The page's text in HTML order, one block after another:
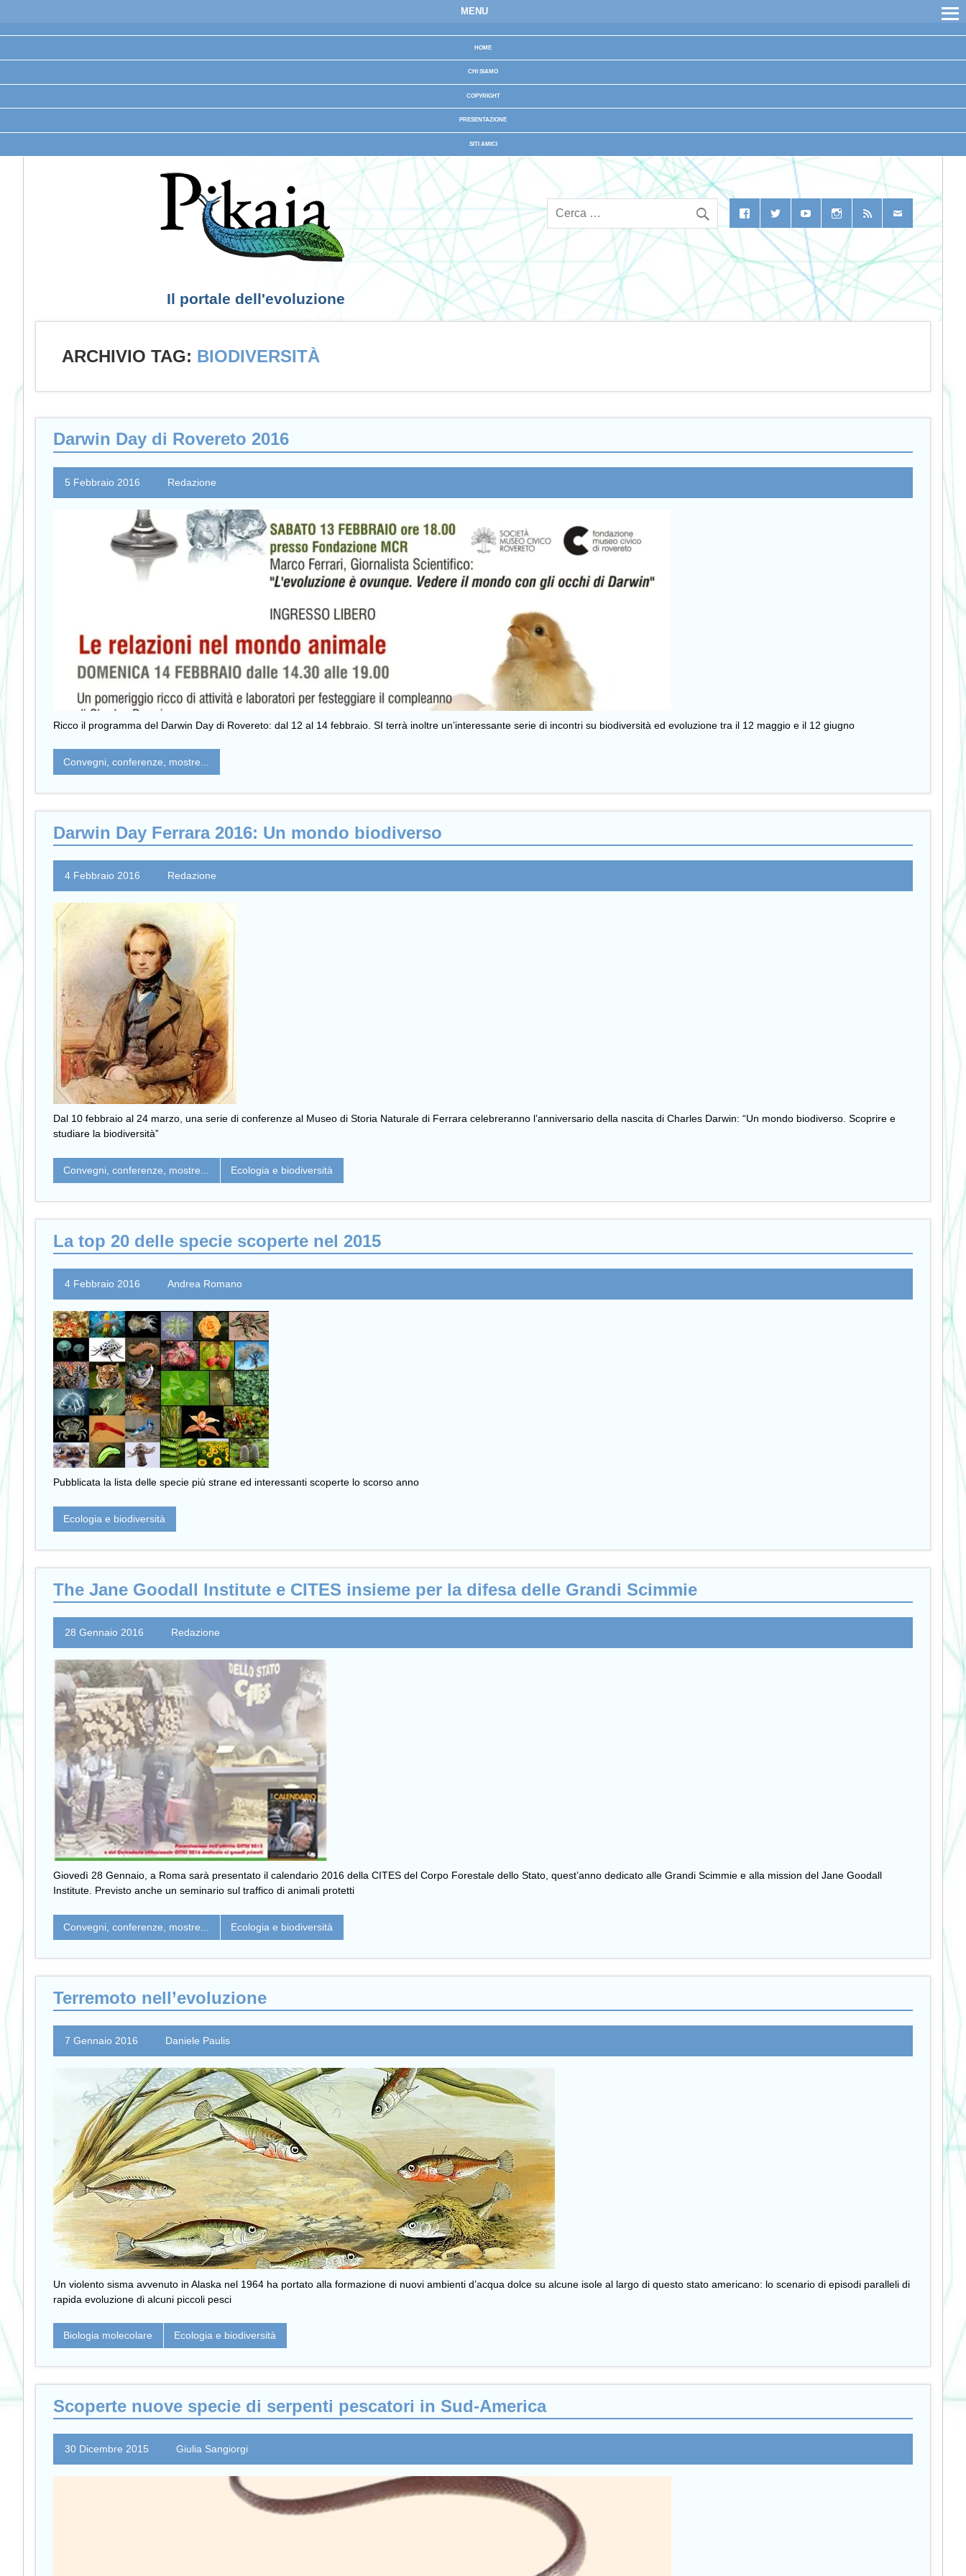
MENU
HOME
CHI SIAMO
COPYRIGHT
PRESENTAZIONE
SITI AMICI
Il portale dell'evoluzione
ARCHIVIO TAG: BIODIVERSITÀ
Darwin Day di Rovereto 2016
5 Febbraio 2016 Redazione
Ricco il programma del Darwin Day di Rovereto: dal 12 al 14 febbraio. SI terrà inoltre un’interessante serie di incontri su biodiversità ed evoluzione tra il 12 maggio e il 12 giugno
Convegni, conferenze, mostre...
Darwin Day Ferrara 2016: Un mondo biodiverso
4 Febbraio 2016 Redazione
Dal 10 febbraio al 24 marzo, una serie di conferenze al Museo di Storia Naturale di Ferrara celebreranno l’anniversario della nascita di Charles Darwin: “Un mondo biodiverso. Scoprire e
studiare la biodiversità”
Convegni, conferenze, mostre... Ecologia e biodiversità
La top 20 delle specie scoperte nel 2015
4 Febbraio 2016 Andrea Romano
Pubblicata la lista delle specie più strane ed interessanti scoperte lo scorso anno
Ecologia e biodiversità
The Jane Goodall Institute e CITES insieme per la difesa delle Grandi Scimmie
28 Gennaio 2016 Redazione
Giovedì 28 Gennaio, a Roma sarà presentato il calendario 2016 della CITES del Corpo Forestale dello Stato, quest’anno dedicato alle Grandi Scimmie e alla mission del Jane Goodall
Institute. Previsto anche un seminario sul traffico di animali protetti
Convegni, conferenze, mostre... Ecologia e biodiversità
Terremoto nell’evoluzione
7 Gennaio 2016 Daniele Paulis
Un violento sisma avvenuto in Alaska nel 1964 ha portato alla formazione di nuovi ambienti d’acqua dolce su alcune isole al largo di questo stato americano: lo scenario di episodi paralleli di
rapida evoluzione di alcuni piccoli pesci
Biologia molecolare Ecologia e biodiversità
Scoperte nuove specie di serpenti pescatori in Sud-America
30 Dicembre 2015 Giulia Sangiorgi